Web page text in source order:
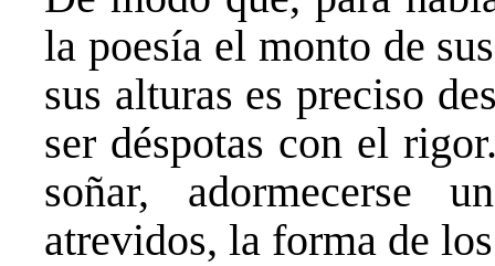
la poesía el monto de
sus alturas es preciso
ser déspotas con el
soñar, adormecerse
atrevidos, la forma de